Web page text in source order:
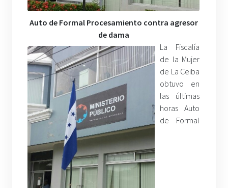
Auto de Formal Procesamiento contra agresor
de dama
La Fiscalía
de la Mujer
de La Ceiba
obtuvo en
las últimas
horas Auto
de Formal